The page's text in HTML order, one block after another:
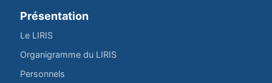
Présentation
Le LIRIS
Organigramme du LIRIS
Personnels